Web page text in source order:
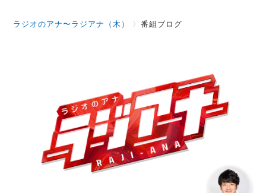
ラジオのアナ〜ラジアナ（木） 〉番組ブログ